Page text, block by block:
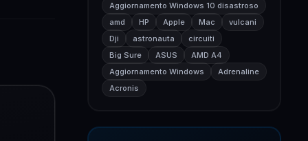
Aggiornamento Windows 10 disastroso
amd
HP Apple Mac
vulcani
Dji
astronauta
circuiti
Big Sure
ASUS
AMD A4
Aggiornamento Windows
Adrenaline
Acronis